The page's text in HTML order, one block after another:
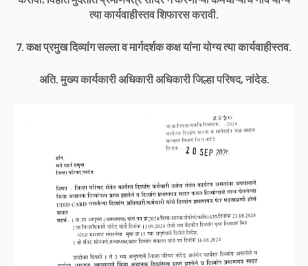
त्या कार्यवाहीस्तव शिफारस करावी.
7. कक्ष प्रमुख दिव्यांग सल्ला व मार्गदर्शक कक्ष यांना योग्य त्या कार्यवाहीस्तव.
अति. मुख्य कार्यकारी अधिकारी अधिकारी जिल्हा परिषद, नांदेड.